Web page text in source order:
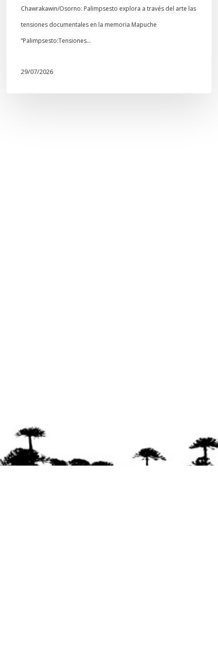
Chawrakawin/Osorno: Palimpsesto explora a través del arte las
tensiones documentales en la memoria Mapuche
“Palimpsesto:Tensiones…
29/07/2026